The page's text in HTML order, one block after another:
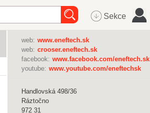
Sekce
web: www.eneftech.sk
web: crooser.eneftech.sk
facebook: www.facebook.com/eneftech.sk
youtube: www.youtube.com/eneftechsk
Handlovská 498/36
Ráztočno
972 31